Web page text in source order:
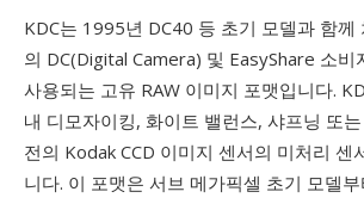
KDC는 1995년 DC40 등 초기 모델과 함께
의 DC(Digital Camera) 및 EasyShare 소비
사용되는 고유 RAW 이미지 포맷입니다.
내 디모자이킹, 화이트 밸런스, 샤프닝 또
전의 Kodak CCD 이미지 센서의 미처리 센
니다. 이 포맷은 서브 메가픽셀 초기 모델